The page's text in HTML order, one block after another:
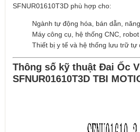
SFNUR01610T3D phù hợp cho:
Ngành tự động hóa, bán dẫn,
Máy công cụ, hệ thống CNC,
Thiết bị y tế và hệ thống lưu trữ tự
Thông số kỹ thuật Đai Ốc
SFNUR01610T3D TBI